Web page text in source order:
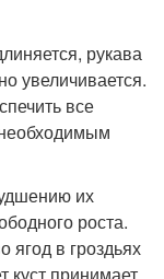
рукава
увеличивается.
все
их
роста.
ягод в гроздьях
куст принимает